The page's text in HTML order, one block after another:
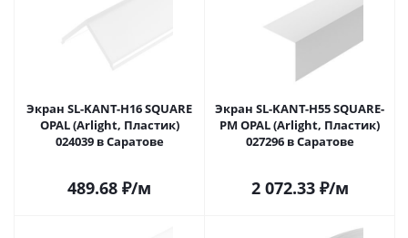
Экран SL-KANT-H16 SQUARE
OPAL (Arlight, Пластик)
024039 в Саратове
489.68 ₽/м
Экран SL-KANT-H55 SQUARE-
PM OPAL (Arlight, Пластик)
027296 в Саратове
2 072.33₽/м